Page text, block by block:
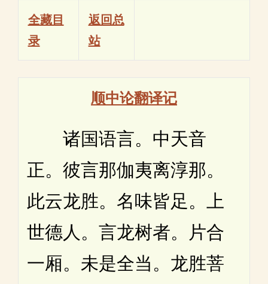
全藏目
录
返回总
站
顺中论翻译记
诸国语言。中天音
正。彼言那伽夷离淳那。
此云龙胜。名味皆足。上
世德人。言龙树者。片合
一厢。未是全当。龙胜菩